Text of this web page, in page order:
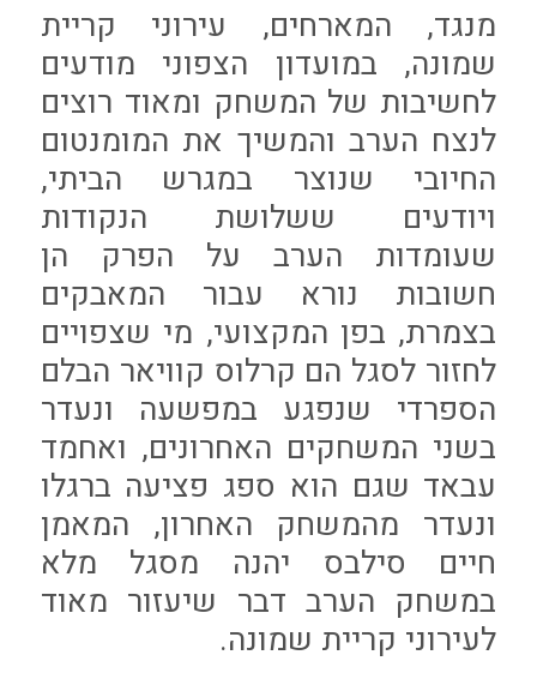
מנגד, המארחים, עירוני קריית
שמונה, במועדון הצפוני מודעים
לחשיבות של המשחק ומאוד רוצים
לנצח הערב והמשיך את המומנטום
החיובי שנוצר במגרש הביתי,
ויודעים ששלושת הנקודות
שעומדות הערב על הפרק הן
חשובות נורא עבור המאבקים
בצמרת, בפן המקצועי, מי שצפויים
לחזור לסגל הם קרלוס קוויאר הבלם
הספרדי שנפגע במפשעה ונעדר
בשני המשחקים האחרונים, ואחמד
עבאד שגם הוא ספג פציעה ברגלו
ונעדר מהמשחק האחרון, המאמן
חיים סילבס יהנה מסגל מלא
במשחק הערב דבר שיעזור מאוד
לעירוני קריית שמונה.